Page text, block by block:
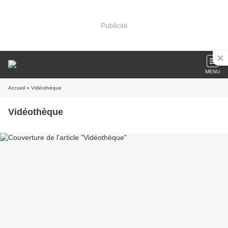
Publicité
MENU
Accueil » Vidéothèque
Vidéothèque